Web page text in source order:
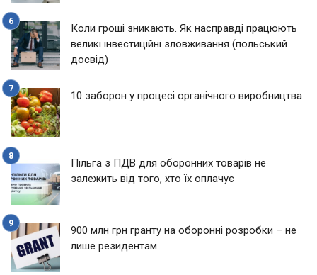
Коли гроші зникають. Як насправді працюють
великі інвестиційні зловживання (польський
досвід)
10 заборон у процесі органічного виробництва
Пільга з ПДВ для оборонних товарів не
залежить від того, хто їх оплачує
900 млн грн гранту на оборонні розробки – не
лише резидентам